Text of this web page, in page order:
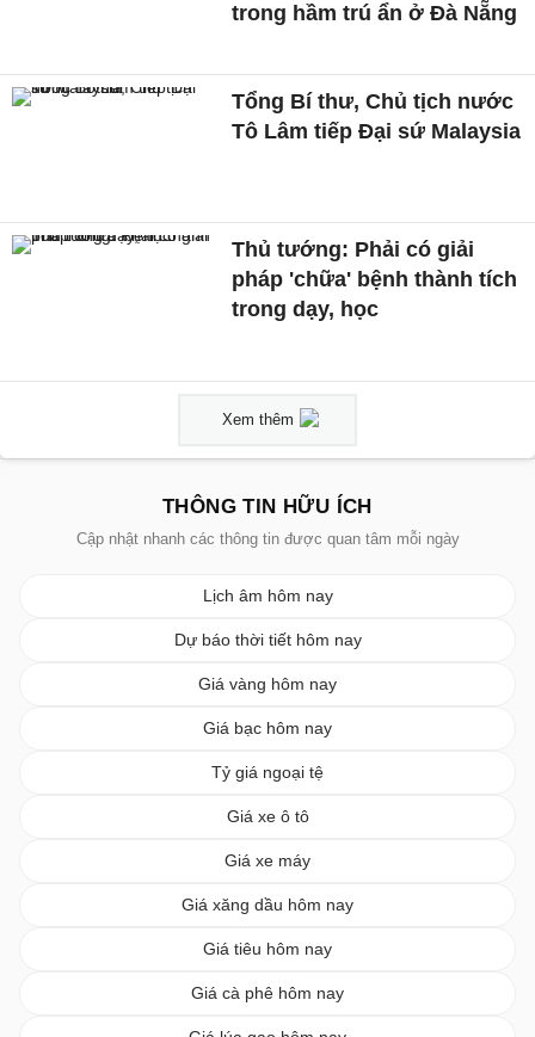
trong hầm trú ẩn ở Đà Nẵng
Tổng Bí thư, Chủ tịch nước
Tô Lâm tiếp Đại sứ Malaysia
Thủ tướng: Phải có giải
pháp 'chữa' bệnh thành tích
trong dạy, học
Xem thêm
THÔNG TIN HỮU ÍCH
Cập nhật nhanh các thông tin được quan tâm mỗi ngày
Lịch âm hôm nay
Dự báo thời tiết hôm nay
Giá vàng hôm nay
Giá bạc hôm nay
Tỷ giá ngoại tệ
Giá xe ô tô
Giá xe máy
Giá xăng dầu hôm nay
Giá tiêu hôm nay
Giá cà phê hôm nay